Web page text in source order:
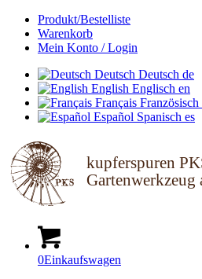
Produkt/Bestelliste
Warenkorb
Mein Konto / Login
Deutsch Deutsch de
English Englisch en
Français Französisch
Español Spanisch es
kupferspuren
0Einkaufswagen